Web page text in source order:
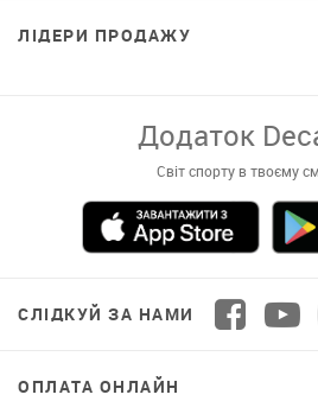
ЛІДЕРИ ПРОДАЖУ
Додаток
Світ спорту в твоєму
СЛІДКУЙ ЗА НАМИ
ОПЛАТА ОНЛАЙН